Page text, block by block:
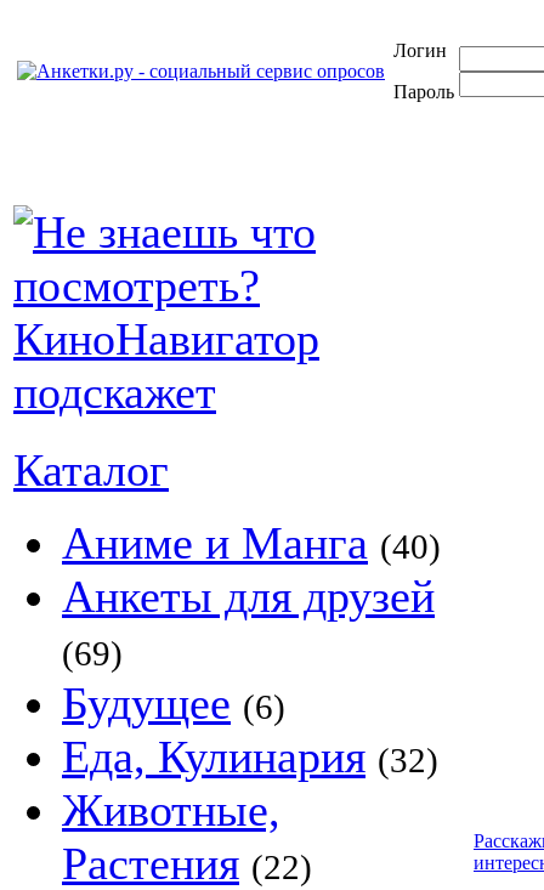
Логин
Пароль
Каталог
Аниме и Манга (40)
Анкеты для друзей
(69)
Будущее (6)
Еда, Кулинария (32)
Животные,
Растения (22)